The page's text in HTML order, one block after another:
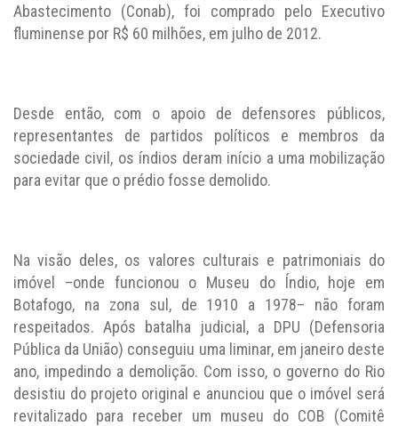
Abastecimento (Conab), foi comprado pelo Executivo
fluminense por R$ 60 milhões, em julho de 2012.
Desde então, com o apoio de defensores públicos,
representantes de partidos políticos e membros da
sociedade civil, os índios deram início a uma mobilização
para evitar que o prédio fosse demolido.
Na visão deles, os valores culturais e patrimoniais do
imóvel –onde funcionou o Museu do Índio, hoje em
Botafogo, na zona sul, de 1910 a 1978– não foram
respeitados. Após batalha judicial, a DPU (Defensoria
Pública da União) conseguiu uma liminar, em janeiro deste
ano, impedindo a demolição. Com isso, o governo do Rio
desistiu do projeto original e anunciou que o imóvel será
revitalizado para receber um museu do COB (Comitê